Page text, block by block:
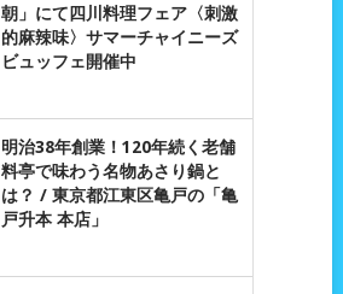
朝」にて四川料理フェア〈刺激
的麻辣味〉サマーチャイニーズ
ビュッフェ開催中
明治38年創業！120年続く老舗
料亭で味わう名物あさり鍋と
は？ / 東京都江東区亀戸の「亀
戸升本 本店」